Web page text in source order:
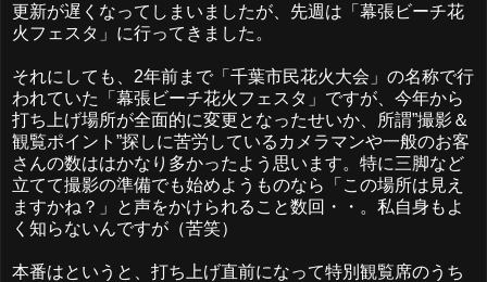
更新が遅くなってしまいましたが、先週は「幕張ビーチ花
火フェスタ」に行ってきました。
それにしても、2年前まで「千葉市民花火大会」の名称で行
われていた「幕張ビーチ花火フェスタ」ですが、今年から
打ち上げ場所が全面的に変更となったせいか、所謂”撮影＆
観覧ポイント”探しに苦労しているカメラマンや一般のお客
さんの数ははかなり多かったよう思います。特に三脚など
立てて撮影の準備でも始めようものなら「この場所は見え
ますかね？」と声をかけられること数回・・。私自身もよ
く知らないんですが（苦笑）
本番はというと、打ち上げ直前になって特別観覧席のうち